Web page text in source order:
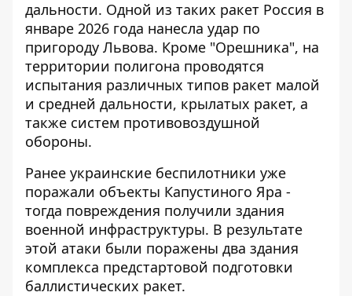
дальности. Одной из таких ракет Россия в
январе 2026 года нанесла удар по
пригороду Львова. Кроме "Орешника", на
территории полигона проводятся
испытания различных типов ракет малой
и средней дальности, крылатых ракет, а
также систем противовоздушной
обороны.
Ранее украинские беспилотники уже
поражали объекты Капустиного Яра -
тогда повреждения получили здания
военной инфраструктуры. В результате
этой атаки были поражены два здания
комплекса предстартовой подготовки
баллистических ракет.